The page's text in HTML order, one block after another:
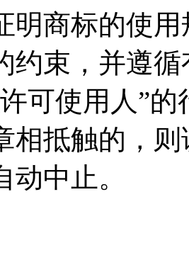
明商标的使
约束，并遵
可使用人”
相抵触的，
中止。